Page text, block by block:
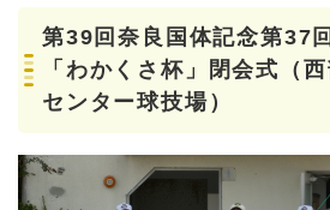
第39回奈良国体記念第37
「わかくさ杯」閉会式（
センター球技場）